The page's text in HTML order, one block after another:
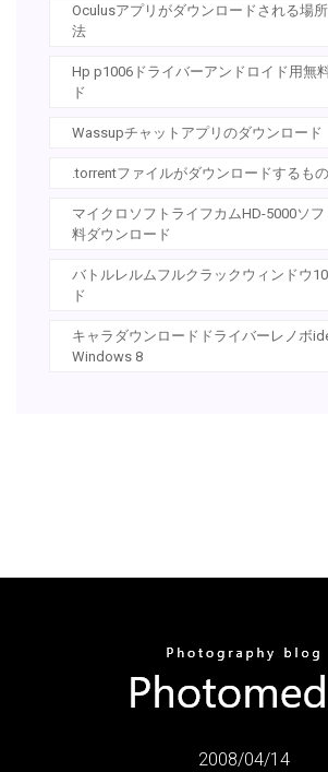
Oculusアプリがダウンロードされる場
法
Hp p1006ドライバーアンドロイド用無
ド
Wassupチャットアプリのダウンロード
.torrentファイルがダウンロードするも
マイクロソフトライフカムHD-5000ソ
料ダウンロード
バトルレルムフルクラックウィンドウ
ド
キャラダウンロードドライバーレノボ
Windows 8
2008/04/14